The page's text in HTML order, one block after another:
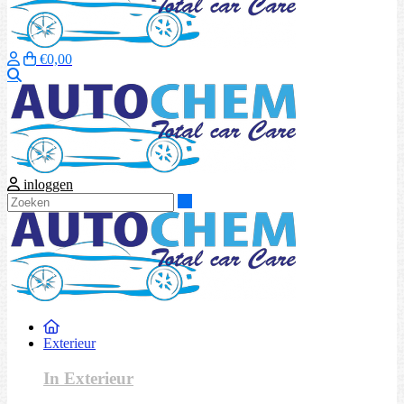
€0,00
inloggen
Exterieur
In Exterieur